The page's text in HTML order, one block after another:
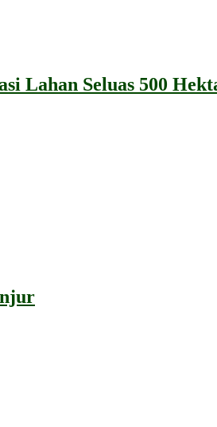
Lahan Seluas 500